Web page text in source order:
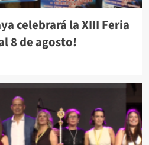
celebrará la XIII Feria
8 de agosto!